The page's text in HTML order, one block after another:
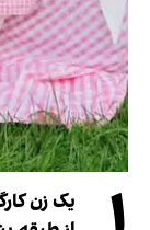
یک زن